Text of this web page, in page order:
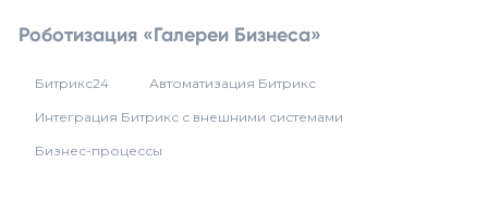
Роботизация «Галереи Бизнеса»
Битрикс24 Автоматизация Битрикс
Интеграция Битрикс с внешними системами
Бизнес-процессы